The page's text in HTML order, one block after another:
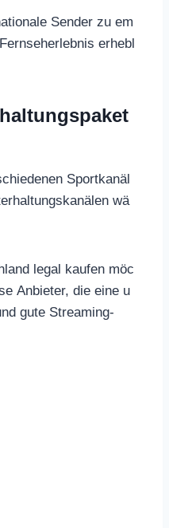
Sender zu em
erhebl
Sportkanäl
wä
legal kaufen möc
Anbieter, die eine u
gute Streaming-